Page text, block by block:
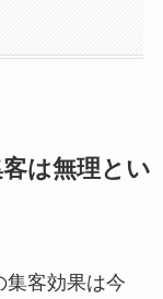
は無理とい
集客効果は今